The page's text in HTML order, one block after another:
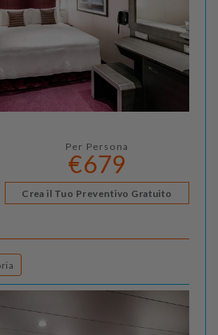
Per Persona
€679
Crea il Tuo Preventivo Gratuito